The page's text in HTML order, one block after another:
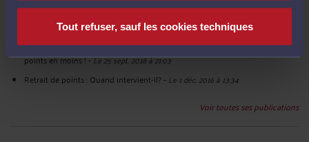
Tout refuser, sauf les cookies techniques
Rétention du permis de conduire: une nouvelle réglementation-Le 29 avril
2020 à 17:16
Refuser la priorité à un piéton engagé sur la chaussée : c’est désormais 6
points en moins !-Le 25 sept. 2018 à 21:03
Retrait de points : Quand intervient-il?- Le 1 déc. 2016 à 13:34
Voir toutes ses publications